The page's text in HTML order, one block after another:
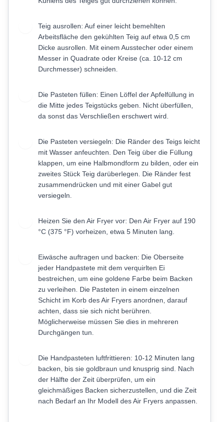
Teig ausrollen: Auf einer leicht bemehlten
Arbeitsfläche den gekühlten Teig auf etwa 0,5 cm
Dicke ausrollen. Mit einem Ausstecher oder einem
Messer in Quadrate oder Kreise (ca. 10-12 cm
Durchmesser) schneiden.
Die Pasteten füllen: Einen Löffel der Apfelfüllung in
die Mitte jedes Teigstücks geben. Nicht überfüllen,
da sonst das Verschließen erschwert wird.
Die Pasteten versiegeln: Die Ränder des Teigs leicht
mit Wasser anfeuchten. Den Teig über die Füllung
klappen, um eine Halbmondform zu bilden, oder ein
zweites Stück Teig darüberlegen. Die Ränder fest
zusammendrücken und mit einer Gabel gut
versiegeln.
Heizen Sie den Air Fryer vor: Den Air Fryer auf 190
°C (375 °F) vorheizen, etwa 5 Minuten lang.
Eiwäsche auftragen und backen: Die Oberseite
jeder Handpastete mit dem verquirlten Ei
bestreichen, um eine goldene Farbe beim Backen
zu verleihen. Die Pasteten in einem einzelnen
Schicht im Korb des Air Fryers anordnen, darauf
achten, dass sie sich nicht berühren.
Möglicherweise müssen Sie dies in mehreren
Durchgängen tun.
Die Handpasteten luftfrittieren: 10-12 Minuten lang
backen, bis sie goldbraun und knusprig sind. Nach
der Hälfte der Zeit überprüfen, um ein
gleichmäßiges Backen sicherzustellen, und die Zeit
nach Bedarf an Ihr Modell des Air Fryers anpassen.